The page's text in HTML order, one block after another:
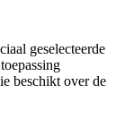
geselecteerde
beschikt over de